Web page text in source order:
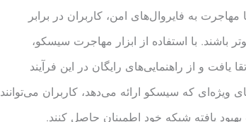
به فایروال‌های امن، کاربران در برابر
باشند. با استفاده از ابزار مهاجرت سیسکو،
یافت و از راهنمایی‌های رایگان در این فرآیند
ویژه‌ای که سیسکو ارائه می‌دهد، کاربران می‌توانند
یافته شبکه خود اطمینان حاصل کنند.